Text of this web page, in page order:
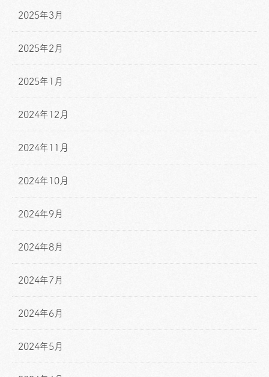
2025年3月
2025年2月
2025年1月
2024年12月
2024年11月
2024年10月
2024年9月
2024年8月
2024年7月
2024年6月
2024年5月